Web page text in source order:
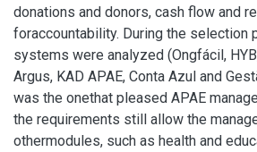
donations and donors, cash flow and
foraccountability. During the selection
systems were analyzed (Ongfácil,
Argus, KAD APAE, Conta Azul and
was the onethat pleased APAE
the requirements still allow the
othermodules, such as health and